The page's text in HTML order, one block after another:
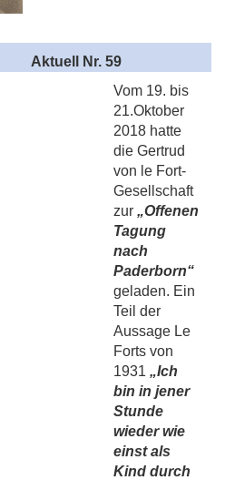
Aktuell
Nr. 59
Vom 19. bis
21.Oktober
2018 hatte
die Gertrud
von le Fort-
Gesellschaft
zur „Offenen
Tagung
nach
Paderborn“
geladen. Ein
Teil der
Aussage Le
Forts von
1931 „Ich
bin in jener
Stunde
wieder wie
einst als
Kind durch